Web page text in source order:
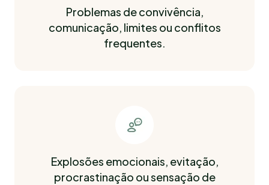
Problemas de convivência,
comunicação, limites ou conflitos
frequentes.
Explosões emocionais, evitação,
procrastinação ou sensação de